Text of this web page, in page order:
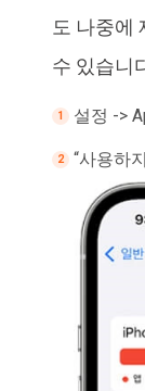
도 나중에
수 있습니
설정 ->
“사용하